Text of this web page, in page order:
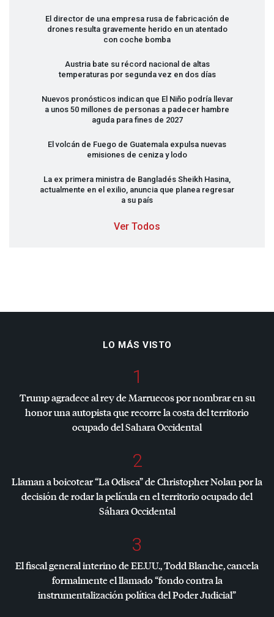
El director de una empresa rusa de fabricación de
drones resulta gravemente herido en un atentado
con coche bomba
Austria bate su récord nacional de altas
temperaturas por segunda vez en dos días
Nuevos pronósticos indican que El Niño podría llevar
a unos 50 millones de personas a padecer hambre
aguda para fines de 2027
El volcán de Fuego de Guatemala expulsa nuevas
emisiones de ceniza y lodo
La ex primera ministra de Bangladés Sheikh Hasina,
actualmente en el exilio, anuncia que planea regresar
a su país
Ver Todos
LO MÁS VISTO
1
Trump agradece al rey de Marruecos por nombrar en su
honor una autopista que recorre la costa del territorio
ocupado del Sahara Occidental
2
Llaman a boicotear “La Odisea” de Christopher Nolan por la
decisión de rodar la película en el territorio ocupado del
Sáhara Occidental
3
El fiscal general interino de EE.UU., Todd Blanche, cancela
formalmente el llamado “fondo contra la
instrumentalización política del Poder Judicial”